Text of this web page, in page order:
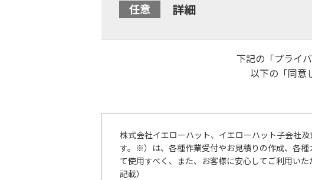
詳細
下記の「プライ
以下の「同意
株式会社イエローハット、イエローハット子会社
す。※）は、各種作業受付やお見積りの作成、各
て使用すべく、また、お客様に安心してご利用い
記載）